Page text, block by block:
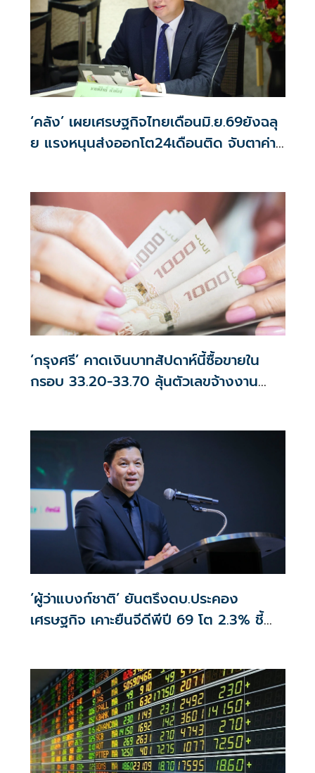
‘คลัง’ เผยเศรษฐกิจไทยเดือนมิ.ย.69ยังฉลุ
ย แรงหนุนส่งออกโต24เดือนติด จับตาค่า
‘กรุงศรี’ คาดเงินบาทสัปดาห์นี้ซื้อขายใน
กรอบ 33.20-33.70 ลุ้นตัวเลขจ้างงาน
‘ผู้ว่าแบงก์ชาติ’ ยันตรึงดบ.ประคอง
เศรษฐกิจ เคาะยืนจีดีพีปี 69 โต 2.3% ชี้